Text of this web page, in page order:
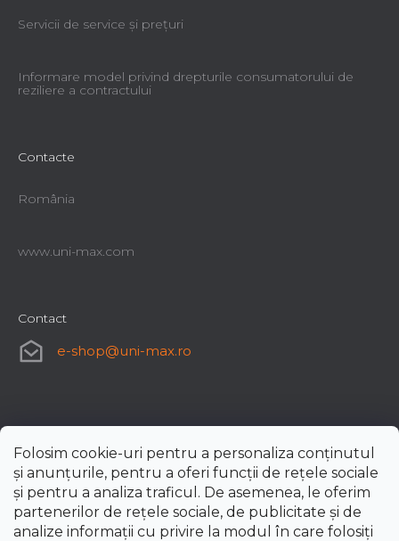
Folosim cookie-uri pentru a personaliza conținutul
și anunțurile, pentru a oferi funcții de rețele sociale
și pentru a analiza traficul. De asemenea, le oferim
partenerilor de rețele sociale, de publicitate și de
analize informații cu privire la modul în care folosiți
Servicii de service şi preţuri
Informare model privind drepturile consumatorului de
reziliere a contractului
Contacte
România
www.uni-max.com
Contact
e-shop@uni-max.ro